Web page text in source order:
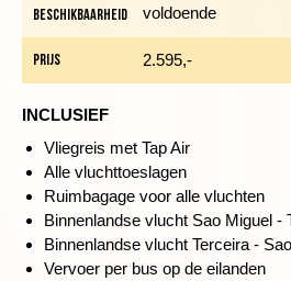
veel terrasjes en restaurantjes waar
groene parken, leuke winkeltjes en
bijvoorbeeld een bezoek aan de
São Sebastião, het schitterende
Cabral of de 18-eeuwse poorten met
PRACHTIGE BLAUWE EN GROENE
Dag 2 Ponta Delgada, fietstocht
Beschikbaarheid voldoende
Prijs 2.595,-
INCLUSIEF
Vliegreis met Tap Air
Alle vluchttoeslagen
Ruimbagage voor alle vluchten
Binnenlandse vlucht Sao Miguel -
Binnenlandse vlucht Terceira -
Vervoer per bus op de eilanden